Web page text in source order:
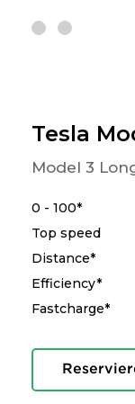
Tesla
Model 3
0 - 100*
Top speed
Distance*
Efficiency*
Fastcharge*